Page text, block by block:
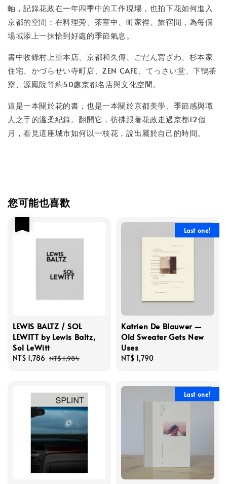
軸，記錄花政在一年四季中的工作現場，也拍下花如何進入
京都的空間：在料理旁、茶室中、町家裡、旅宿間，為每個
場域添上一抹恰到好處的季節氣息。
書中收錄村上重本店、京都和久傳、ごだん宮ざわ、杉本家
住宅、かづらせい寺町店、ZEN CAFE、てっさい堂、下鴨茶
寮、源鳳院等約50處京都名店與文化空間。
這是一本關於花的書，也是一本關於京都美學、季節感與職
人之手的溫柔紀錄。翻開它，彷彿跟著花政走過京都12個
月，看見這座城市如何以一枝花，說出屬於自己的時間。
您可能也喜歡
LEWIS BALTZ / SOL
LEWITT by Lewis Baltz,
Sol LeWitt
Sale
NT$ 1,786 Regular
NT$ 1,984
Last one!
Katrien De Blauwer —
Old Sweater Gets New
Uses
Regular
NT$ 1,790
Last one!